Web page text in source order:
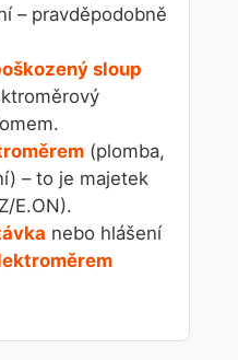
– pravděpodobně
sloup
(plomba,
– to je majetek
E.ON).
nebo hlášení